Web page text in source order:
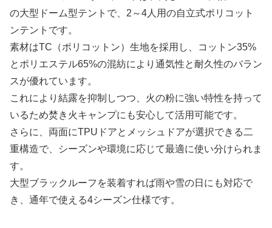
の大型ドーム型テントで、2～4人用の自立式ポリコット
ンテントです。
素材はTC（ポリコットン）生地を採用し、コットン35%
とポリエステル65%の混紡により通気性と耐久性のバラン
スが優れています。
これにより結露を抑制しつつ、火の粉に強い特性を持って
いるため焚き火キャンプにも安心して活用可能です。
さらに、両面にTPUドアとメッシュドアが選択できる二
重構造で、シーズンや環境に応じて最適に使い分けられま
す。
大型ブラックルーフを装着すれば雨や雪の日にも対応で
き、通年で使える4シーズン仕様です。